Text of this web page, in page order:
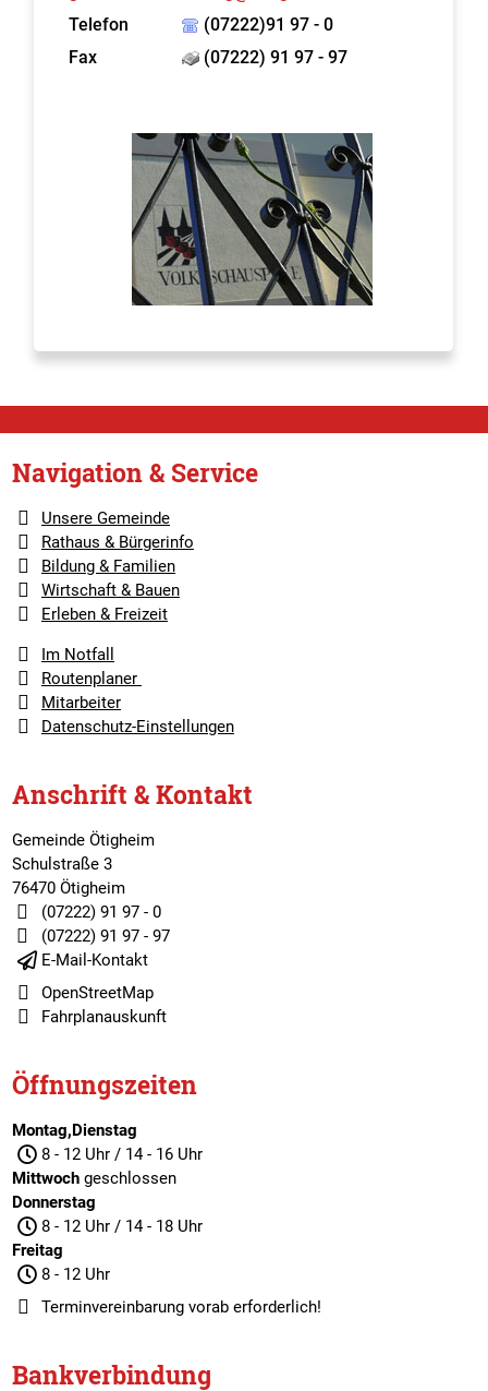
Telefon
(07222)91 97 - 0
Fax
(07222) 91 97 - 97
Navigation & Service
Unsere Gemeinde
Rathaus & Bürgerinfo
Bildung & Familien
Wirtschaft & Bauen
Erleben & Freizeit
Im Notfall
Routenplaner
Mitarbeiter
Datenschutz-Einstellungen
Anschrift & Kontakt
Gemeinde Ötigheim
Schulstraße 3
76470 Ötigheim
(07222) 91 97 - 0
(07222) 91 97 - 97
E-Mail-Kontakt
OpenStreetMap
Fahrplanauskunft
Öffnungszeiten
Montag,Dienstag
8 - 12 Uhr / 14 - 16 Uhr
Mittwochgeschlossen
Donnerstag
8 - 12 Uhr / 14 - 18 Uhr
Freitag
8 - 12 Uhr
Terminvereinbarungvorab erforderlich!
Bankverbindung